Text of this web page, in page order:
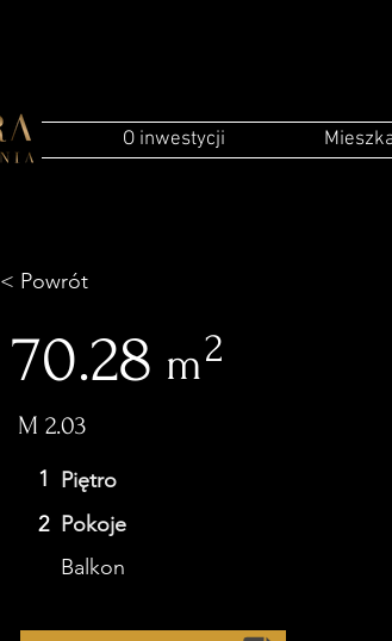
O inwestycji
< Powrót
70.28 m2
M 2.03
1
Piętro
2 Pokoje
Balkon